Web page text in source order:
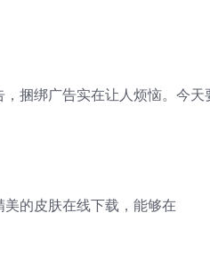
捆绑广告实在让人烦恼。今天
的皮肤在线下载，能够在